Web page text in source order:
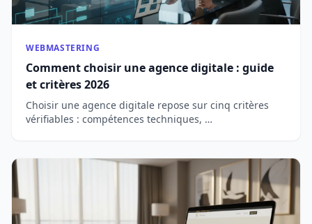
WEBMASTERING
Comment choisir une agence digitale : guide
et critères 2026
Choisir une agence digitale repose sur cinq critères
vérifiables : compétences techniques, …